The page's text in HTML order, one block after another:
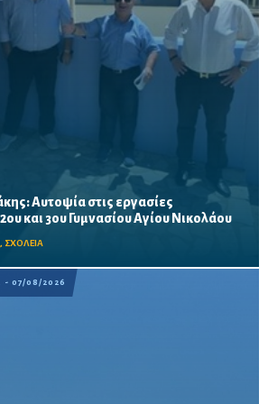
Αυτοψία στις εργασίες
και 3ου Γυμνασίου Αγίου Νικολάου
, ΣΧΟΛΕΙΑ
«Μαριέττα Γιαννάκου»
πριν από τη νέα σχολική χρονιά –
αιθουσών, αύλειων και...
- 07/08/2026